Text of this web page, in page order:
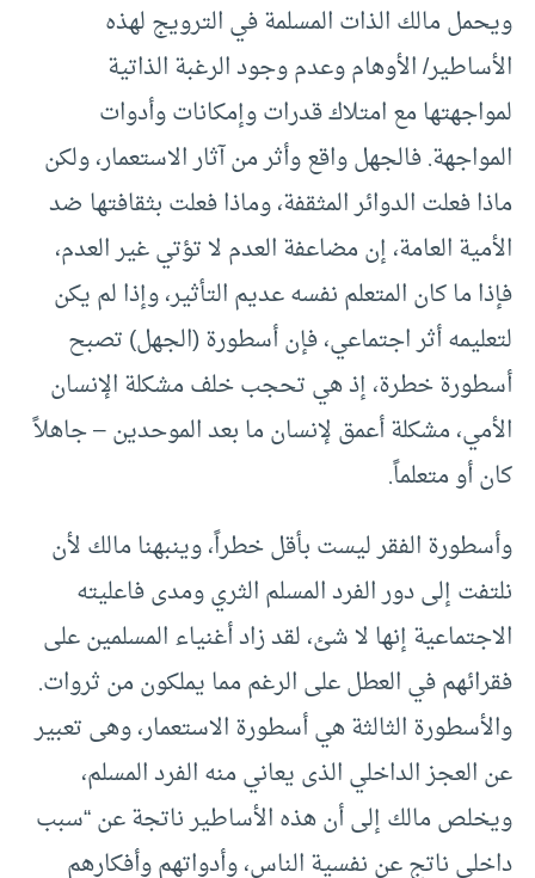
ويحمل مالك الذات المسلمة في الترويج لهذه
الأساطير/ الأوهام وعدم وجود الرغبة الذاتية
لمواجهتها مع امتلاك قدرات وإمكانات وأدوات
المواجهة. فالجهل واقع وأثر من آثار الاستعمار، ولكن
ماذا فعلت الدوائر المثقفة، وماذا فعلت بثقافتها ضد
الأمية العامة، إن مضاعفة العدم لا تؤتي غير العدم،
فإذا ما كان المتعلم نفسه عديم التأثير، وإذا لم يكن
لتعليمه أثر اجتماعي، فإن أسطورة (الجهل) تصبح
أسطورة خطرة، إذ هي تحجب خلف مشكلة الإنسان
الأمي، مشكلة أعمق لإنسان ما بعد الموحدين – جاهلاً
كان أو متعلماً.
وأسطورة الفقر ليست بأقل خطراً، وينبهنا مالك لأن
نلتفت إلى دور الفرد المسلم الثري ومدى فاعليته
الاجتماعية إنها لا شئ، لقد زاد أغنياء المسلمين على
فقرائهم في العطل على الرغم مما يملكون من ثروات.
والأسطورة الثالثة هي أسطورة الاستعمار، وهى تعبير
عن العجز الداخلي الذى يعاني منه الفرد المسلم،
ويخلص مالك إلى أن هذه الأساطير ناتجة عن “سبب
داخلي ناتج عن نفسية الناس، وأدواتهم وأفكارهم